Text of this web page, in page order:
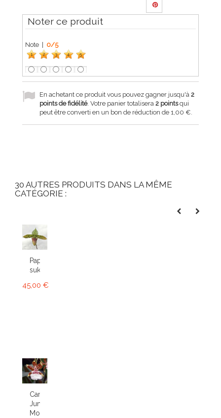
Noter ce produit
Note | 0/5
1 2 3 4 5
En achetant ce produit vous pouvez gagner jusqu'à 2
points de fidélité. Votre panier totalisera 2 pointsqui
peut être converti en un bon de réduction de 1,00 €
30 AUTRES PRODUITS DANS LA MÊME
CATÉGORIE :
Paphiopedilum
sukhakulii
45,00 €
Cambria
Jungle
Monarch